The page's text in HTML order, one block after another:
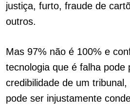
justiça, furto, fraude de
outros.
Mas 97% não é 100% e
tecnologia que é falha pode
credibilidade de um
pode ser injustamente